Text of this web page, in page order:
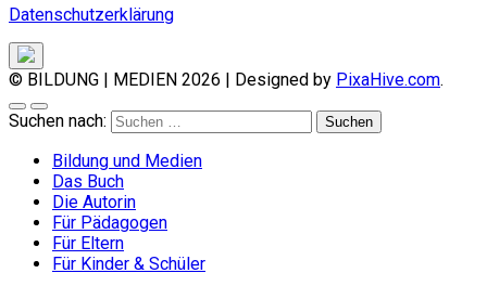
Datenschutzerklärung
© BILDUNG | MEDIEN 2026 | Designed by PixaHive.com.
Suchen nach:
Bildung und Medien
Das Buch
Die Autorin
Für Pädagogen
Für Eltern
Für Kinder & Schüler